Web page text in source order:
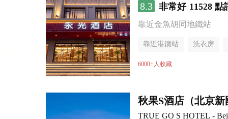
8.3 非常好 11528 點
靠近金魚胡同地鐵站
靠近港鐵站 洗衣房
6000+人收藏
秋果S酒店（北京
TRUE GO S HOTEL -